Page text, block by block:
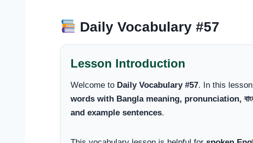
Daily Vocabulary #57
Lesson Introduction
Welcome to Daily Vocabulary #57. In this
words with Bangla meaning, pronunciation,
and example sentences.